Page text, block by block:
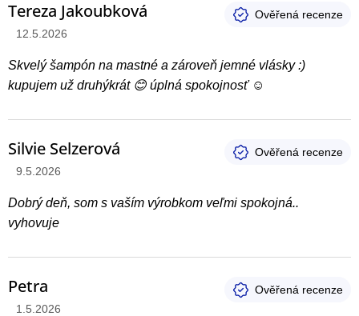
Tereza Jakoubková
Hodnotenie produktu je 5 z 5 hviezdičiek.
12.5.2026
Skvelý šampón na mastné a zároveň jemné vlásky :)
kupujem už druhýkrát 😊 úplná spokojnosť ☺️
Silvie Selzerová
Hodnotenie produktu je 5 z 5 hviezdičiek.
9.5.2026
Dobrý deň, som s vaším výrobkom veľmi spokojná..
vyhovuje
Petra
Hodnotenie produktu je 5 z 5 hviezdičiek.
1.5.2026